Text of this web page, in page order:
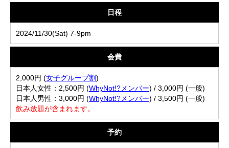
日程
2024/11/30(Sat) 7-9pm
会費
2,000円 (女子グループ割)
日本人女性：2,500円 (WhyNot!?メンバー) / 3,000円 (一般)
日本人男性：3,000円 (WhyNot!?メンバー) / 3,500円 (一般)
飲み放題が含まれます。
予約